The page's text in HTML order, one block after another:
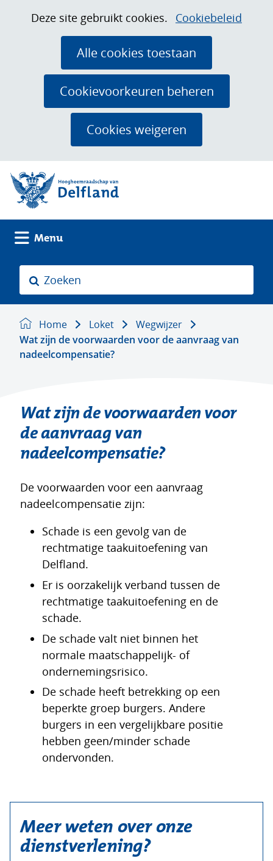
Cookies
toestaan?
Deze site gebruikt cookies. Cookiebeleid
worden
toegestaan
Alle cookies toestaan
Cookievoorkeuren beheren
Cookies weigeren
Ga
de
inhoud
(naar homepage)
MenuUitklappen
e
Zoeken
Home Loket
Wegwijzer
Wat zijn de voorwaarden voor de aanvraag van
nadeelcompensatie?
Wat zijn de voorwaarden voor
de aanvraag van
nadeelcompensatie?
De voorwaarden voor een aanvraag
nadeelcompensatie zijn:
Schade is een gevolg van de
rechtmatige taakuitoefening van
Delfland.
Er is oorzakelijk verband tussen de
rechtmatige taakuitoefening en de
schade.
De schade valt niet binnen het
normale maatschappelijk- of
ondernemingsrisico.
De schade heeft betrekking op een
beperkte groep burgers. Andere
burgers in een vergelijkbare positie
hebben geen/minder schade
ondervonden.
Meer weten over onze
dienstverlening?